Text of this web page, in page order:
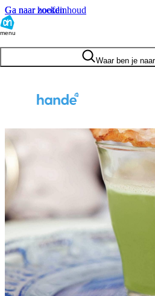
Ga naar hoofdinhoud
Ga naar zoeken
menu
Waar ben je